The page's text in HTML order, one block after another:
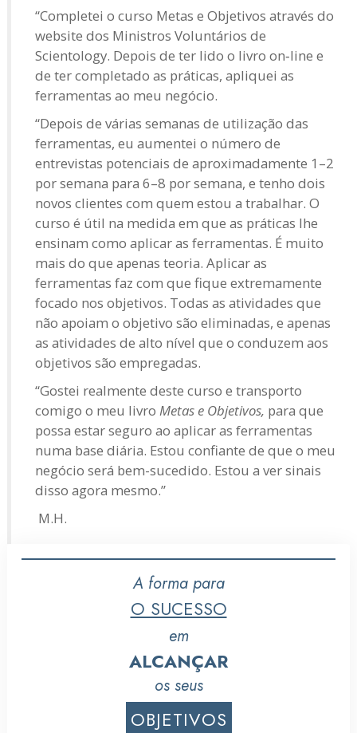
“Completei o curso Metas e Objetivos através do
website dos Ministros Voluntários de
Scientology. Depois de ter lido o livro on‑line e
de ter completado as práticas, apliquei as
ferramentas ao meu negócio.
“Depois de várias semanas de utilização das
ferramentas, eu aumentei o número de
entrevistas potenciais de aproximadamente 1–2
por semana para 6–8 por semana, e tenho dois
novos clientes com quem estou a trabalhar. O
curso é útil na medida em que as práticas lhe
ensinam como aplicar as ferramentas. É muito
mais do que apenas teoria. Aplicar as
ferramentas faz com que fique extremamente
focado nos objetivos. Todas as atividades que
não apoiam o objetivo são eliminadas, e apenas
as atividades de alto nível que o conduzem aos
objetivos são empregadas.
“Gostei realmente deste curso e transporto
comigo o meu livro Metas e Objetivos, para que
possa estar seguro ao aplicar as ferramentas
numa base diária. Estou confiante de que o meu
negócio será bem-sucedido. Estou a ver sinais
disso agora mesmo.”
M.H.
A forma para
O SUCESSO
em
ALCANÇAR
os seus
OBJETIVOS